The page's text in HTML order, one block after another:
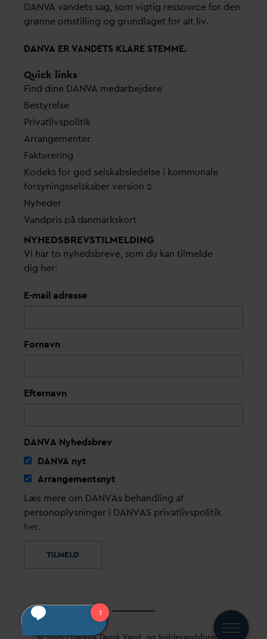
DANVA vandets sag, som vigtig ressource for den
grønne omstilling og grundlaget for alt liv.
DANVA ERVANDETS KLARE STEMME.
Quick links
Find dine DANVA medarbejdere
Bestyrelse
Privatlivspolitik
Arrangementer
Fakturering
Kodeks for god selskabsledelse i kommunale
forsyningsselskaber version 2
Nyheder
Vandpris på danmarkskort
NYHEDSBREVS­TILMELDING
Vi har to nyhedsbreve, som du kan tilmelde
dig her:
E-mail adresse
Fornavn
Efternavn
DANVA Nyhedsbrev
DANVA nyt
Arrangementsnyt
Læs mere om DANVAs behandling af
personoplysninger i DANVAS privatlivspolitik
her.